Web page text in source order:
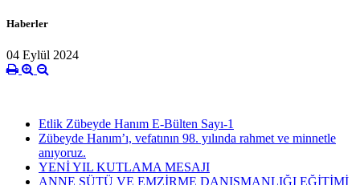
Haberler
04 Eylül 2024
Etlik Zübeyde Hanım E-Bülten Sayı-1
Zübeyde Hanım’ı, vefatının 98. yılında rahmet ve minnetle
anıyoruz.
YENİ YIL KUTLAMA MESAJI
ANNE SÜTÜ VE EMZİRME DANIŞMANLIĞI EĞİTİMİ